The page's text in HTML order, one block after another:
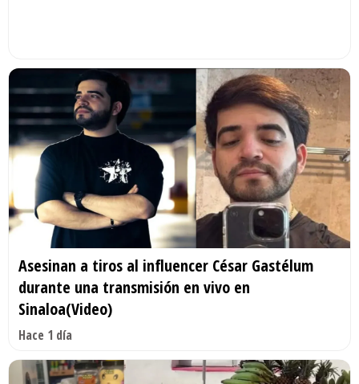
Asesinan a tiros al influencer César Gastélum
durante una transmisión en vivo en
Sinaloa(Video)
Hace 1 día